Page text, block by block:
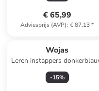
€ 65,99
Adviesprijs (AVP): € 87,13*
Wojas
Leren instappers
-15%